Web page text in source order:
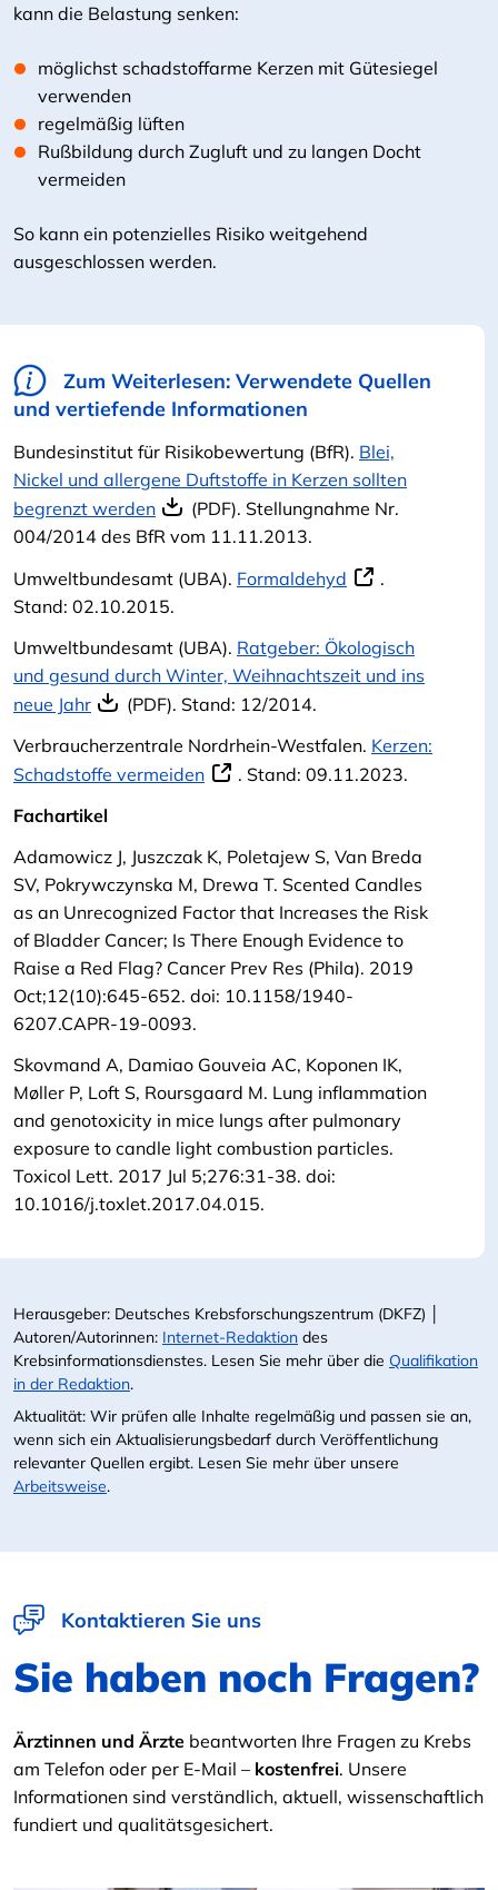
kann die Belastung senken:
möglichst schadstoffarme Kerzen mit Gütesiegel
verwenden
regelmäßig lüften
Rußbildung durch Zugluft und zu langen Docht
vermeiden
So kann ein potenzielles Risiko weitgehend
ausgeschlossen werden.
Zum Weiterlesen: Verwendete Quellen
und vertiefende Informationen
Bundesinstitut für Risikobewertung (BfR). Blei,
Nickel und allergene Duftstoffe in Kerzen sollten
begrenzt werden
(PDF). Stellungnahme Nr.
004/2014 des BfR vom 11.11.2013.
Umweltbundesamt (UBA). Formaldehyd
.
Stand: 02.10.2015.
Umweltbundesamt (UBA). Ratgeber: Ökologisch
und gesund durch Winter, Weihnachtszeit und ins
neue Jahr
(PDF). Stand: 12/2014.
Verbraucherzentrale Nordrhein-Westfalen. Kerzen:
Schadstoffe vermeiden
. Stand: 09.11.2023.
Fachartikel
Adamowicz J, Juszczak K, Poletajew S, Van Breda
SV, Pokrywczynska M, Drewa T. Scented Candles
as an Unrecognized Factor that Increases the Risk
of Bladder Cancer; Is There Enough Evidence to
Raise a Red Flag? Cancer Prev Res (Phila). 2019
Oct;12(10):645-652. doi: 10.1158/1940-
6207.CAPR-19-0093.
Skovmand A, Damiao Gouveia AC, Koponen IK,
Møller P, Loft S, Roursgaard M. Lung inflammation
and genotoxicity in mice lungs after pulmonary
exposure to candle light combustion particles.
Toxicol Lett. 2017 Jul 5;276:31-38. doi:
10.1016/j.toxlet.2017.04.015.
Herausgeber: Deutsches Krebsforschungszentrum (DKFZ) │
Autoren/Autorinnen: Internet-Redaktion des
Krebsinformationsdienstes. Lesen Sie mehr über die Qualifikation
in der Redaktion.
Aktualität: Wir prüfen alle Inhalte regelmäßig und passen sie an,
wenn sich ein Aktualisierungsbedarf durch Veröffentlichung
relevanter Quellen ergibt. Lesen Sie mehr über unsere
Arbeitsweise.
Kontaktieren Sie uns
Sie haben noch Fragen?
Ärztinnen und Ärzte beantworten Ihre Fragen zu Krebs
am Telefon oder per E-Mail – kostenfrei. Unsere
Informationen sind verständlich, aktuell, wissenschaftlich
fundiert und qualitätsgesichert.